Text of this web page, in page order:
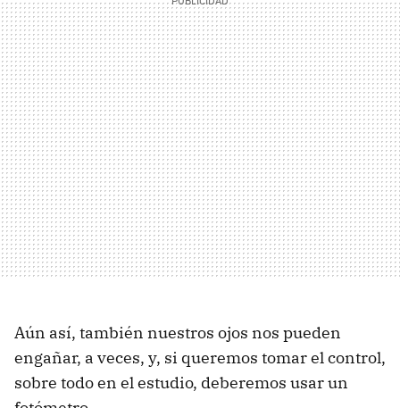
Aún así, también nuestros ojos nos pueden
engañar, a veces, y, si queremos tomar el control,
sobre todo en el estudio, deberemos usar un